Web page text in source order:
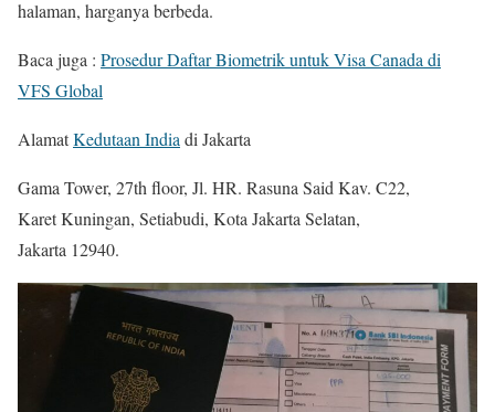
halaman, harganya berbeda.
Baca juga : Prosedur Daftar Biometrik untuk Visa Canada di
VFS Global
AlamatKedutaan India di Jakarta
Gama Tower, 27th floor, Jl. HR. Rasuna Said Kav. C22,
Karet Kuningan, Setiabudi, Kota Jakarta Selatan,
Jakarta 12940.